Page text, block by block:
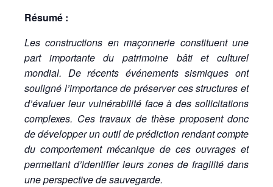
Résumé :
Les constructions en maçonnerie constituent une
part importante du patrimoine bâti et culturel
mondial. De récents événements sismiques ont
souligné l’importance de préserver ces structures et
d’évaluer leur vulnérabilité face à des sollicitations
complexes. Ces travaux de thèse proposent donc
de développer un outil de prédiction rendant compte
du comportement mécanique de ces ouvrages et
permettant d’identifier leurs zones de fragilité dans
une perspective de sauvegarde.